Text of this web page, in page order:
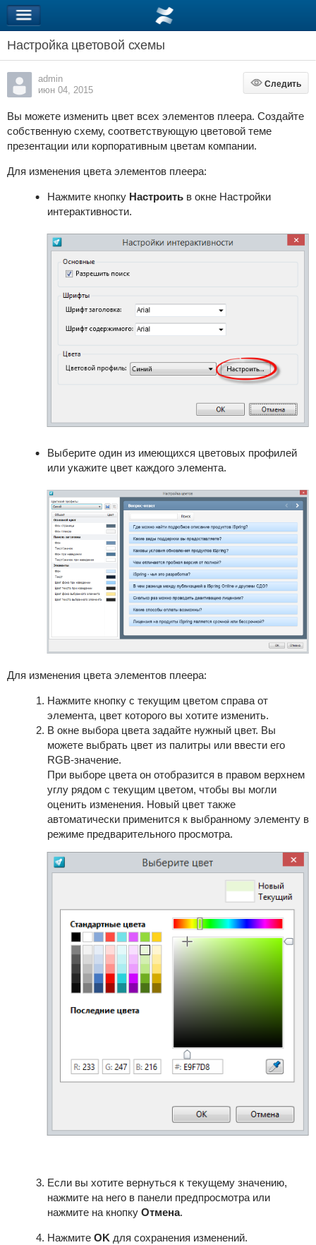
Настройка цветовой схемы
admin
июн 04, 2015
Следить
Следить
Вы можете изменить цвет всех элементов плеера. Создайте
собственную схему, соответствующую цветовой теме
презентации или корпоративным цветам компании.
Для изменения цвета элементов плеера:
Нажмите кнопку Настроить в окне Настройки
интерактивности.
Выберите один из имеющихся цветовых профилей
или укажите цвет каждого элемента.
Для изменения цвета элементов плеера:
Нажмите кнопку с текущим цветом справа от
элемента, цвет которого вы хотите изменить.
В окне выбора цвета задайте нужный цвет. Вы
можете выбрать цвет из палитры или ввести его
RGB-значение.
При выборе цвета он отобразится в правом верхнем
углу рядом с текущим цветом, чтобы вы могли
оценить изменения. Новый цвет также
автоматически применится к выбранному элементу в
режиме предварительного просмотра.
Если вы хотите вернуться к текущему значению,
нажмите на него в панели предпросмотра или
нажмите на кнопку Отмена.
Нажмите OK для сохранения изменений.